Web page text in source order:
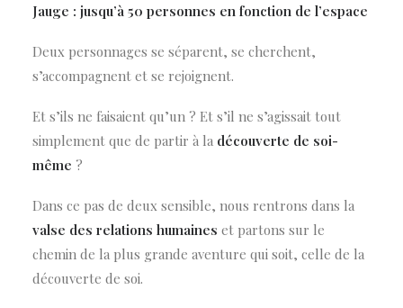
Jauge : jusqu’à 50 personnes en fonction de l’espace
Deux personnages se séparent, se cherchent,
s’accompagnent et se rejoignent.
Et s’ils ne faisaient qu’un ? Et s’il ne s’agissait tout
simplement que de partir à la découverte de soi-
même ?
Dans ce pas de deux sensible, nous rentrons dans la
valse des relations humaines et partons sur le
chemin de la plus grande aventure qui soit, celle de la
découverte de soi.